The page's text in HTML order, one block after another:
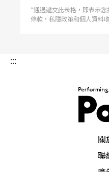
*通過遞交此表格，即表示
條款，私隱政策和個人資料
:::
關
聯